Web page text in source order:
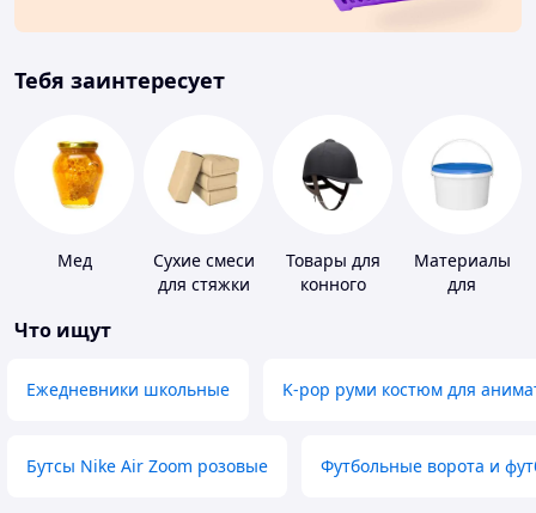
Тебя заинтересует
Мед
Сухие смеси
для стяжки
Товары для
конного
Материалы
для
Что ищут
Ежедневники школьные K-pop руми костюм для
Бутсы Nike Air Zoom розовые Футбольные ворота и